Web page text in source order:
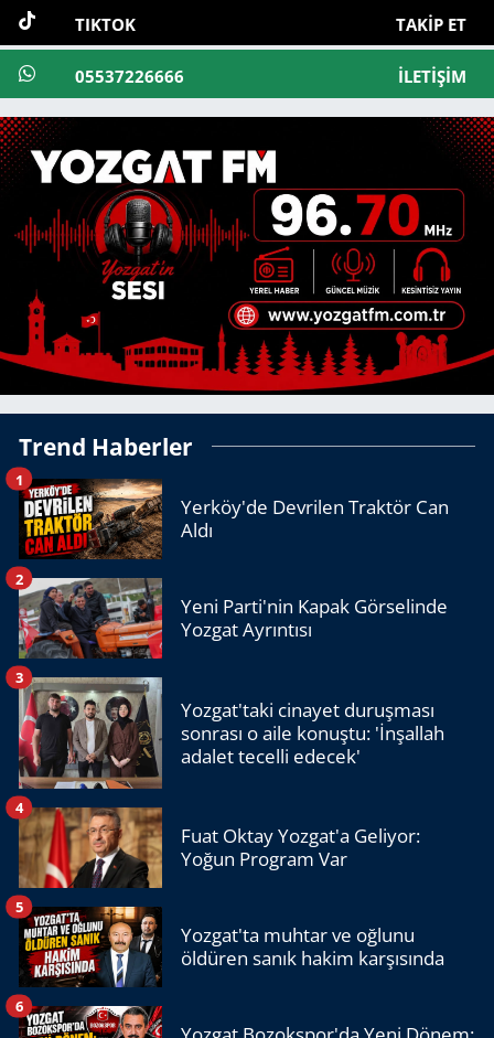
TIKTOK TAKIP ET
05537226666 İLETIŞIM
Trend Haberler
Yerköy'de Devrilen Traktör Can
Aldı
1
Yeni Parti'nin Kapak Görselinde
Yozgat Ayrıntısı
2
Yozgat'taki cinayet duruşması
sonrası o aile konuştu: 'İnşallah
adalet tecelli edecek'
3
Fuat Oktay Yozgat'a Geliyor:
Yoğun Program Var
4
Yozgat'ta muhtar ve oğlunu
öldüren sanık hakim karşısında
5
6